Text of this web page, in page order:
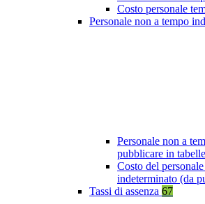
Costo personale
Personale non a tempo
Personale non a
pubblicare in
Costo del
indeterminato (da
Tassi di assenza 67